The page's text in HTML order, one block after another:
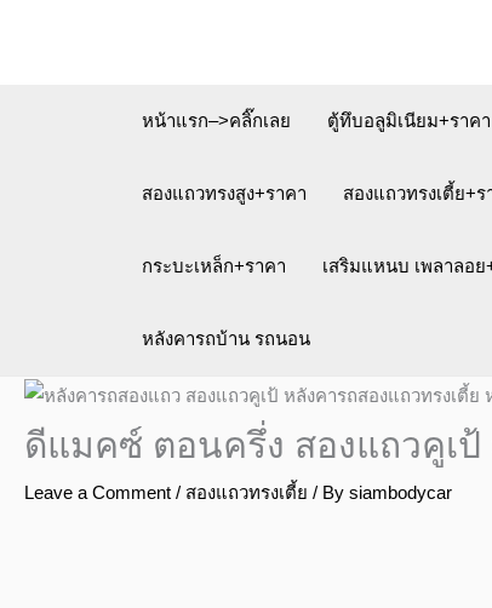
หน้าแรก–>คลิ๊กเลย
ตู้ทึบอลูมิเนียม+ราคา
สองแถวทรงสูง+ราคา สองแถวทรงเตี้ย+ร
กระบะเหล็ก+ราคา เสริมแหนบ เพลาลอย
หลังคารถบ้าน รถนอน
ดีแมคซ์ ตอนครึ่ง สองแถวคูเป้
Leave a Comment / สองแถวทรงเตี้ย / By siambodycar